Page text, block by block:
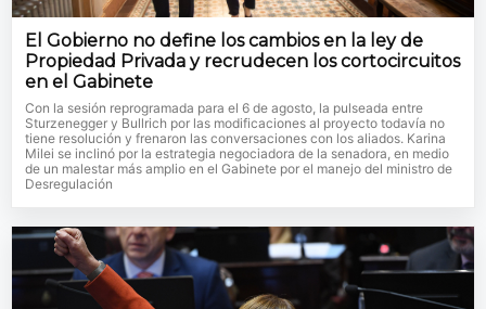
El Gobierno no define los cambios en la ley de
Propiedad Privada y recrudecen los cortocircuitos
en el Gabinete
Con la sesión reprogramada para el 6 de agosto, la pulseada entre
Sturzenegger y Bullrich por las modificaciones al proyecto todavía no
tiene resolución y frenaron las conversaciones con los aliados. Karina
Milei se inclinó por la estrategia negociadora de la senadora, en medio
de un malestar más amplio en el Gabinete por el manejo del ministro de
Desregulación